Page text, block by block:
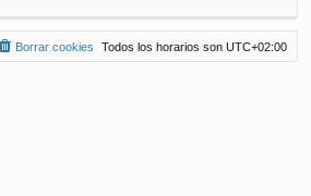
Todos los horarios son UTC+02:00
Borrar cookies